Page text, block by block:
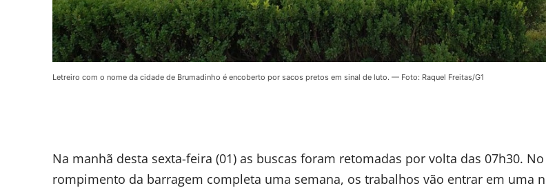
Letreiro com o nome da cidade de Brumadinho é encoberto por sacos pretos em sinal de luto. — Foto: Raquel Freitas/G1
Na manhã desta sexta-feira (01) as buscas foram retomadas por volta das 07h30.
rompimento da barragem completa uma semana, os trabalhos vão entrar em uma